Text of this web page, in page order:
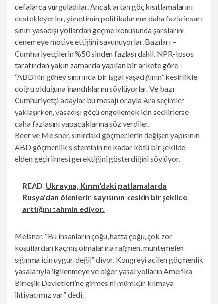
defalarca vurguladılar. Ancak artan göç kısıtlamalarını
destekleyenler, yönetimin politikalarının daha fazla insanı
sınırı yasadışı yollardan geçme konusunda şanslarını
denemeye motive ettiğini savunuyorlar. Bazıları –
Cumhuriyetçilerin %50’sinden fazlası dahil, NPR-Ipsos
tarafından yakın zamanda yapılan bir ankete göre –
“ABD’nin güney sınırında bir işgal yaşadığının” kesinlikle
doğru olduğuna inandıklarını söylüyorlar. Ve bazı
Cumhuriyetçi adaylar bu mesajı onaylaAra seçimler
yaklaşırken, yasadışı göçü engellemek için seçilirlerse
daha fazlasını yapacaklarına söz verdiler.
Beer ve Meisner, sınırdaki göçmenlerin değişen yapısının
ABD göçmenlik sisteminin ne kadar kötü bir şekilde
elden geçirilmesi gerektiğini gösterdiğini söylüyor.
READ Ukrayna, Kırım'daki patlamalarda
Rusya'dan ölenlerin sayısının keskin bir şekilde
arttığını tahmin ediyor.
Meisner, “Bu insanların çoğu, hatta çoğu, çok zor
koşullardan kaçmış olmalarına rağmen, muhtemelen
sığınma için uygun değil” diyor. Kongreyi acilen göçmenlik
yasalarıyla ilgilenmeye ve diğer yasal yolların Amerika
Birleşik Devletleri’ne girmesini mümkün kılmaya
ihtiyacımız var” dedi.